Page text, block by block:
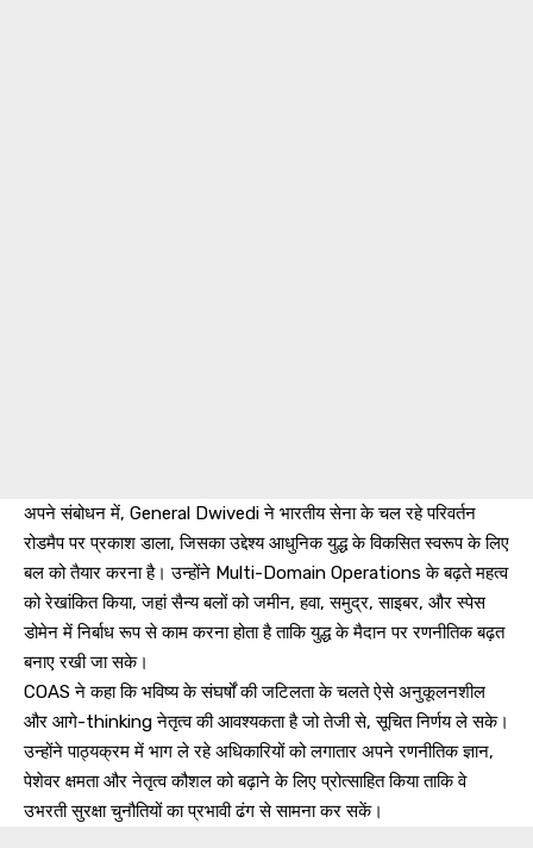
अपने संबोधन में, General Dwivedi ने भारतीय सेना के चल रहे परिवर्तन
रोडमैप पर प्रकाश डाला, जिसका उद्देश्य आधुनिक युद्ध के विकसित स्वरूप के लिए
बल को तैयार करना है। उन्होंने Multi-Domain Operations के बढ़ते महत्व
को रेखांकित किया, जहां सैन्य बलों को जमीन, हवा, समुद्र, साइबर, और स्पेस
डोमेन में निर्बाध रूप से काम करना होता है ताकि युद्ध के मैदान पर रणनीतिक बढ़त
बनाए रखी जा सके।
COAS ने कहा कि भविष्य के संघर्षों की जटिलता के चलते ऐसे अनुकूलनशील
और आगे-thinking नेतृत्व की आवश्यकता है जो तेजी से, सूचित निर्णय ले सके।
उन्होंने पाठ्यक्रम में भाग ले रहे अधिकारियों को लगातार अपने रणनीतिक ज्ञान,
पेशेवर क्षमता और नेतृत्व कौशल को बढ़ाने के लिए प्रोत्साहित किया ताकि वे
उभरती सुरक्षा चुनौतियों का प्रभावी ढंग से सामना कर सकें।